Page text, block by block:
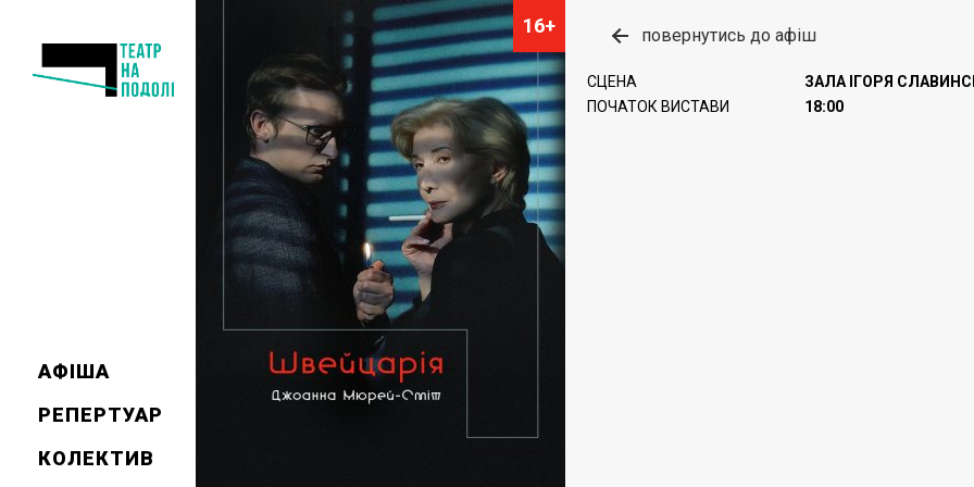
АФІША
РЕПЕРТУАР
КОЛЕКТИВ
16+ повернутись до афіш
СЦЕНА
ЗАЛА ІГОРЯ
ПОЧАТОК ВИСТАВИ
18:00